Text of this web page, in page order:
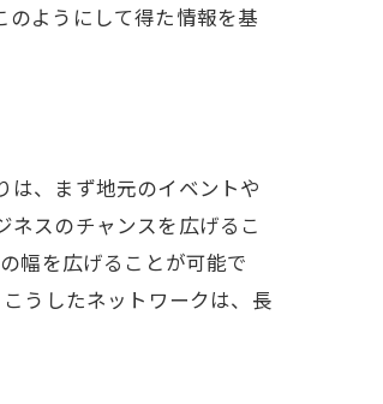
ようにして得た情報を基
は、まず地元のイベントや
スのチャンスを広げるこ
幅を広げることが可能で
うしたネットワークは、長